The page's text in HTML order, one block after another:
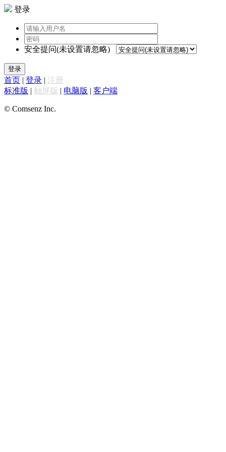
登录
安全提问(未设置请忽略)
登录
首页 | 登录 | 注册
标准版 | 触屏版 | 电脑版 | 客户端
© Comsenz Inc.